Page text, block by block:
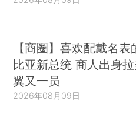
【商圈】喜欢配戴名表
比亚新总统 商人出身
翼又一员
2026年08月09日